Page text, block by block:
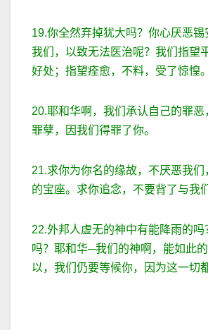
19.你全然弃掉犹大吗？你心厌恶
我们，以致无法医治呢？我们指望
好处；指望痊愈，不料，受了惊惶。
20.耶和华啊，我们承认自己的罪恶
罪孽，因我们得罪了你。
21.求你为你名的缘故，不厌恶我们
的宝座。求你追念，不要背了与我
22.外邦人虚无的神中有能降雨的
吗？耶和华─我们的神啊，能如此
以，我们仍要等候你，因为这一切